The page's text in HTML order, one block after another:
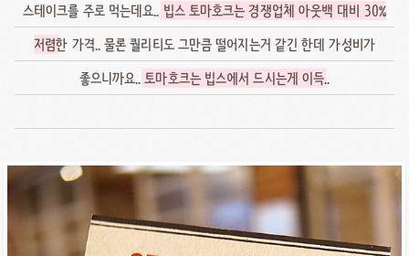
스테이크를 주로 먹는데요.. 빕스 토마호크는 경쟁업체 아웃백 대비 30%
저렴한 가격.. 물론 퀄리티도 그만큼 떨어지는거 같긴 한데 가성비가
좋으니까요..토마호크는 빕스에서 드시는게 이득..